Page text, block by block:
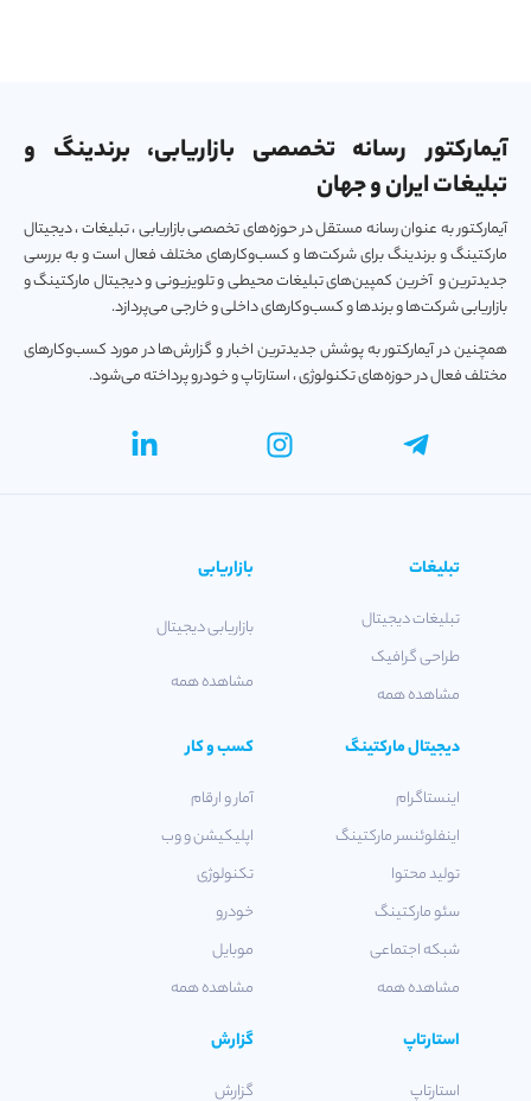
آیمارکتور رسانه تخصصی بازاریابی، برندینگ و
تبلیغات ایران و جهان
آیمارکتور به عنوان رسانه مستقل در حوزه‌های تخصصی بازاریابی ، تبلیغات ، دیجیتال
مارکتینگ و برندینگ برای شرکت‌ها و کسب‌و‌کارهای مختلف فعال است و به بررسی
جدیدترین و آخرین کمپین‌های تبلیغات محیطی و تلویزیونی و دیجیتال مارکتینگ و
بازاریابی شرکت‌ها و برندها و کسب‌و‌کارهای داخلی و خارجی می‌پردازد.
همچنین در آیمارکتور به پوشش جدیدترین اخبار و گزارش‌ها در مورد کسب‌و‎کارهای
مختلف فعال در حوزه‌های تکنولوژی ، استارتاپ و خودرو پرداخته می‌شود.
تبلیغات
تبلیغات دیجیتال
طراحی گرافیک
مشاهده همه
بازاریابی
بازاریابی دیجیتال
مشاهده همه
دیجیتال مارکتینگ
اینستاگرام
اینفلوئنسر مارکتینگ
تولید محتوا
سئو مارکتینگ
شبکه اجتماعی
مشاهده همه
کسب و کار
آمار و ارقام
اپلیکیشن و وب
تکنولوژی
خودرو
موبایل
مشاهده همه
استارتاپ
استارتاپ
گزارش
گزارش